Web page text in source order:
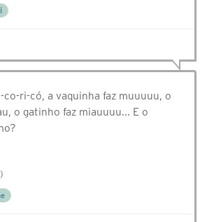
co-ri-có, a vaquinha faz muuuuu, o
o gatinho faz miauuuu... E o